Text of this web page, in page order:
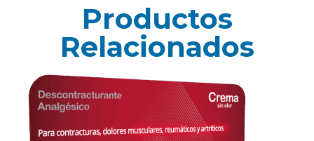
Productos
Relacionados